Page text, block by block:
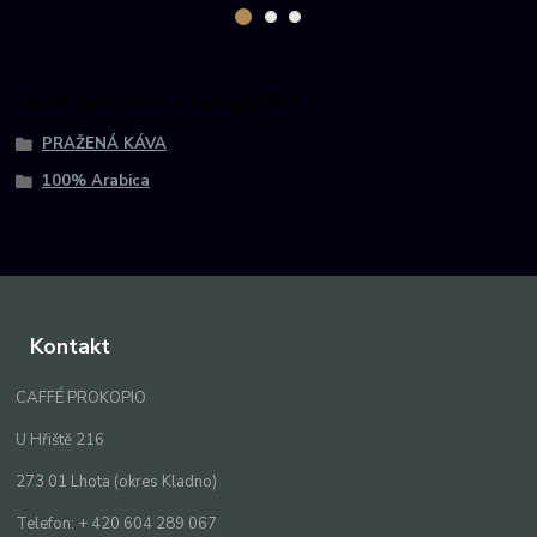
PRAŽENÁ KÁVA
100% Arabica
Kontakt
CAFFÉ PROKOPIO
U Hřiště 216
273 01 Lhota (okres Kladno)
Telefon: + 420 604 289 067